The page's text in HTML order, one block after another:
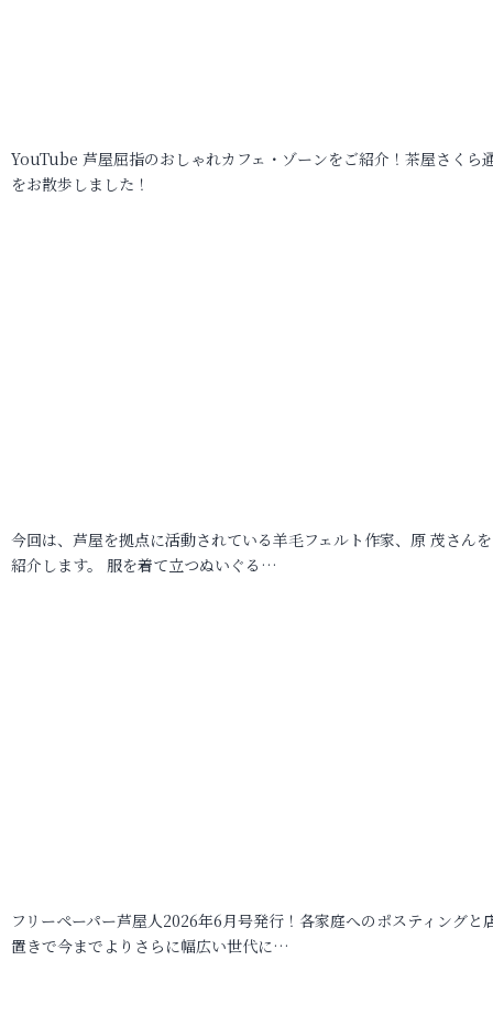
YouTube 芦屋屈指のおしゃれカフェ・ゾーンをご紹介！茶屋さくら
をお散歩しました！
今回は、芦屋を拠点に活動されている羊毛フェルト作家、原 茂さん
紹介します。 服を着て立つぬいぐる…
フリーペーパー芦屋人2026年6月号発行！各家庭へのポスティングと
置きで今までよりさらに幅広い世代に…